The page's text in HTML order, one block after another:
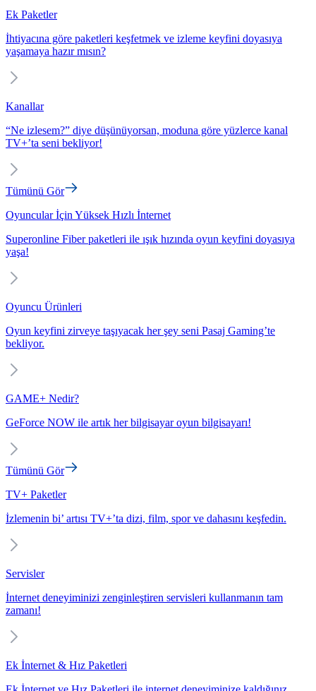
Ek Paketler
İhtiyacına göre paketleri keşfetmek ve izleme keyfini doyasıya
yaşamaya hazır mısın?
Kanallar
“Ne izlesem?” diye düşünüyorsan, moduna göre yüzlerce kanal
TV+’ta seni bekliyor!
Tümünü Gör
Oyuncular İçin Yüksek Hızlı İnternet
Superonline Fiber paketleri ile ışık hızında oyun keyfini doyasıya
yaşa!
Oyuncu Ürünleri
Oyun keyfini zirveye taşıyacak her şey seni Pasaj Gaming’te
bekliyor.
GAME+ Nedir?
GeForce NOW ile artık her bilgisayar oyun bilgisayarı!
Tümünü Gör
TV+ Paketler
İzlemenin bi’ artısı TV+’ta dizi, film, spor ve dahasını keşfedin.
Servisler
İnternet deneyiminizi zenginleştiren servisleri kullanmanın tam
zamanı!
Ek İnternet & Hız Paketleri